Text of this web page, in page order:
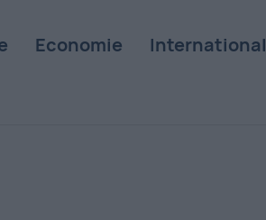
Economie International